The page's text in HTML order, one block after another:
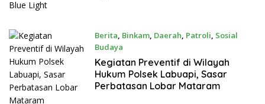
Berita, Binkam, Daerah, Patroli, Sosial
Budaya
April 22, 2022
Kegiatan Preventif di Wilayah
Hukum Polsek Labuapi, Sasar
Perbatasan Lobar Mataram